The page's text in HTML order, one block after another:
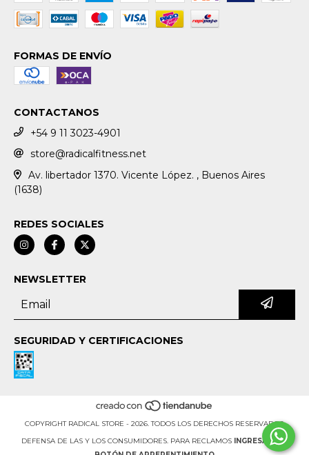
FORMAS DE ENVÍO
CONTACTANOS
+54 9 11 3023-4901
store@radicalfitness.net
Av. libertador 1370. Vicente López. , Buenos Aires
(1638)
REDES SOCIALES
NEWSLETTER
SEGURIDAD Y CERTIFICACIONES
COPYRIGHT RADICAL STORE - 2026. TODOS LOS DERECHOS RESERVADOS.
DEFENSA DE LAS Y LOS CONSUMIDORES. PARA RECLAMOS
INGRESÁ ACÁ.